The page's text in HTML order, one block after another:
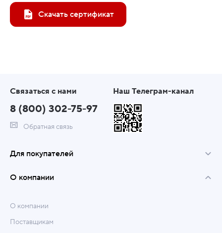
Скачать сертификат
Связаться с нами
8 (800) 302-75-97
Обратная связь
Наш Телеграм-канал
Для покупателей
О компании
О компании
Поставщикам